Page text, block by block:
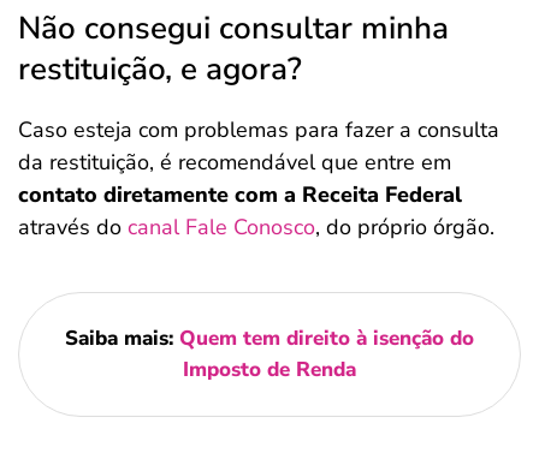
Não consegui consultar minha
restituição, e agora?
Caso esteja com problemas para fazer a consulta
da restituição, é recomendável que entre em
contato diretamente com a Receita Federal
através do canal Fale Conosco, do próprio órgão.
Saiba mais: Quem tem direito à isenção do
Imposto de Renda